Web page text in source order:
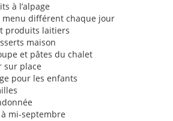
à l’alpage
menu différent chaque jour
produits laitiers
maison
et pâtes du chalet
sur place
pour les enfants
mi-septembre